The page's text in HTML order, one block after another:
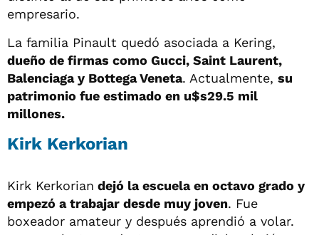
empresario.
La familia Pinault quedó asociada a Kering,
dueño de firmas como Gucci, Saint Laurent,
Balenciaga y Bottega Veneta. Actualmente, su
patrimonio fue estimado en u$s29.5 mil
millones.
Kirk Kerkorian
Kirk Kerkorian dejó la escuela en octavo grado y
empezó a trabajar desde muy joven. Fue
boxeador amateur y después aprendió a volar.